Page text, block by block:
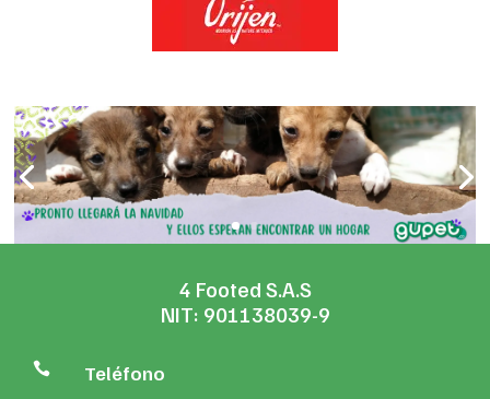
4 Footed S.A.S
NIT: 901138039-9
 Teléfono